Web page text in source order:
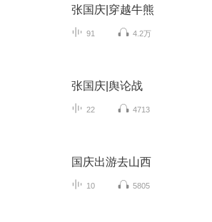
张国庆|穿越牛熊
91 4.2万
张国庆|舆论战
22 4713
国庆出游去山西
10 5805